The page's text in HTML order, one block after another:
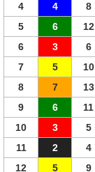
4
4 8
5
6 12
6
3 6
7
5 10
8
7 13
9
6 11
10
3 5
11
2 4
12
5 9